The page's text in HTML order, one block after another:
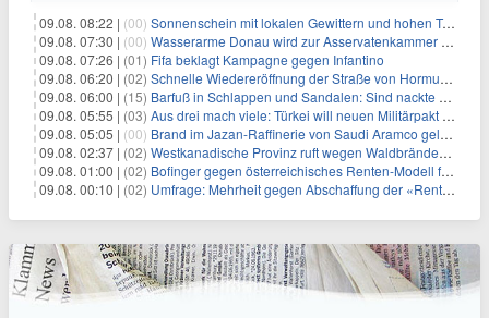
09.08. 08:22 | (00) Sonnenschein mit lokalen Gewittern und hohen Temperaturen
09.08. 07:30 | (00) Wasserarme Donau wird zur Asservatenkammer der Geschichte
09.08. 07:26 | (01) Fifa beklagt Kampagne gegen Infantino
09.08. 06:20 | (02) Schnelle Wiedereröffnung der Straße von Hormus ungewiss
09.08. 06:00 | (15) Barfuß in Schlappen und Sandalen: Sind nackte Füße eklig?
09.08. 05:55 | (03) Aus drei mach viele: Türkei will neuen Militärpakt erweitern
09.08. 05:05 | (00) Brand im Jazan-Raffinerie von Saudi Aramco gelöscht: Auswirkungen auf die Energiemärkte
09.08. 02:37 | (02) Westkanadische Provinz ruft wegen Waldbränden Notstand aus
09.08. 01:00 | (02) Bofinger gegen österreichisches Renten-Modell für Schwerarbeiter
09.08. 00:10 | (02) Umfrage: Mehrheit gegen Abschaffung der «Rente mit 63»